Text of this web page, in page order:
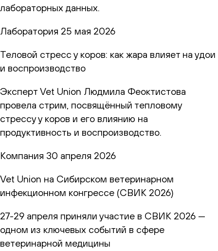
лабораторных данных.
Лаборатория 25 мая 2026
Теловой стресс у коров: как жара влияет на удои
и воспроизводство
Эксперт Vet Union Людмила Феоктистова
провела стрим, посвящённый тепловому
стрессу у коров и его влиянию на
продуктивность и воспроизводство.
Компания 30 апреля 2026
Vet Union на Сибирском ветеринарном
инфекционном конгрессе (СВИК 2026)
27-29 апреля приняли участие в СВИК 2026 —
одном из ключевых событий в сфере
ветеринарной медицины